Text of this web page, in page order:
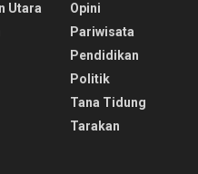
Utara
Opini
Pariwisata
Pendidikan
Politik
Tana Tidung
Tarakan